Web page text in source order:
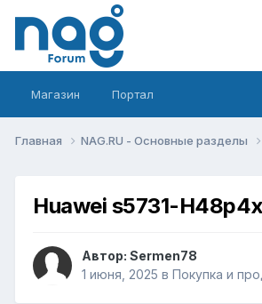
Магазин Портал
Главная NAG.RU - Основные разделы
Huawei s5731-
Автор: Sermen78
1 июня, 2025 в Покупка и